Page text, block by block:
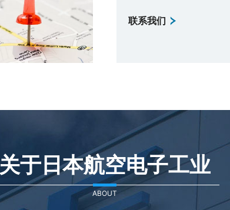
联系我们
关于日本航空电子工业
ABOUT